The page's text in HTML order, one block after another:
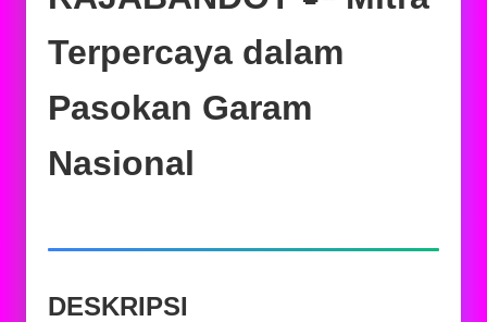
Terpercaya dalam
Pasokan Garam
Nasional
DESKRIPSI